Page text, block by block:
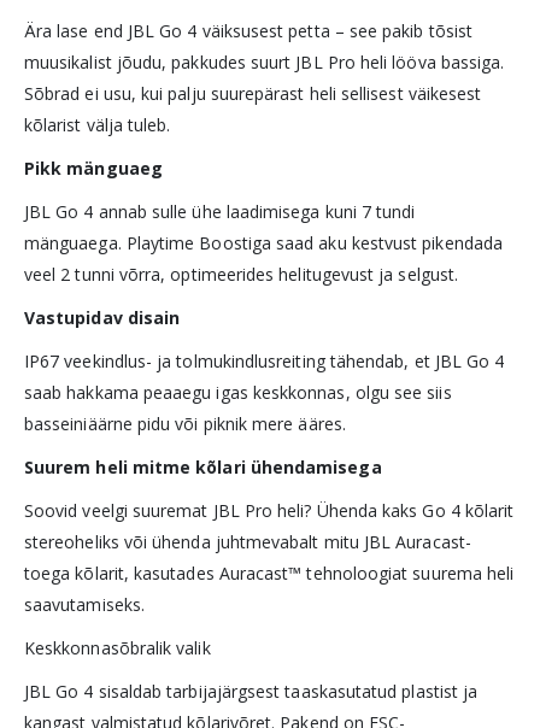
Ära lase end JBL Go 4 väiksusest petta – see pakib tõsist
muusikalist jõudu, pakkudes suurt JBL Pro heli lööva bassiga.
Sõbrad ei usu, kui palju suurepärast heli sellisest väikesest
kõlarist välja tuleb.
Pikk mänguaeg
JBL Go 4 annab sulle ühe laadimisega kuni 7 tundi
mänguaega. Playtime Boostiga saad aku kestvust pikendada
veel 2 tunni võrra, optimeerides helitugevust ja selgust.
Vastupidav disain
IP67 veekindlus- ja tolmukindlusreiting tähendab, et JBL Go 4
saab hakkama peaaegu igas keskkonnas, olgu see siis
basseiniäärne pidu või piknik mere ääres.
Suurem heli mitme kõlari ühendamisega
Soovid veelgi suuremat JBL Pro heli? Ühenda kaks Go 4 kõlarit
stereoheliks või ühenda juhtmevabalt mitu JBL Auracast-
toega kõlarit, kasutades Auracast™ tehnoloogiat suurema heli
saavutamiseks.
Keskkonnasõbralik valik
JBL Go 4 sisaldab tarbijajärgsest taaskasutatud plastist ja
kangast valmistatud kõlarivõret. Pakend on FSC-